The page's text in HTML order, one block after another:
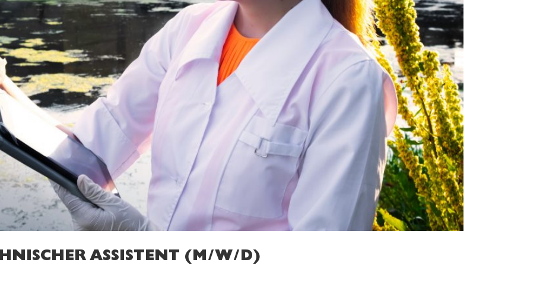
ASSISTENT (M/W/D)